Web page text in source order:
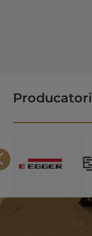
Producatori